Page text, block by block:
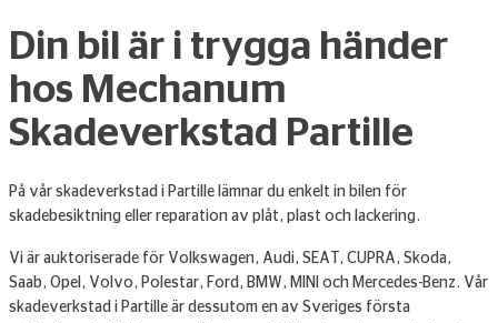
Din bil är i trygga händer
hos Mechanum
Skadeverkstad Partille
På vår skadeverkstad i Partille lämnar du enkelt in bilen för
skadebesiktning eller reparation av plåt, plast och lackering.
Vi är auktoriserade för Volkswagen, Audi, SEAT, CUPRA, Skoda,
Saab, Opel, Volvo, Polestar, Ford, BMW, MINI och Mercedes-Benz. Vår
skadeverkstad i Partille är dessutom en av Sveriges första